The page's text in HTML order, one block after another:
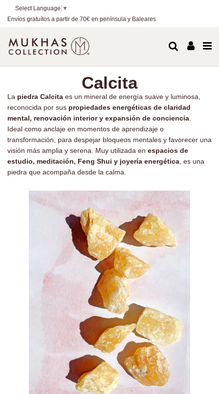
Select Language ▼
Envíos gratuítos a partir de 70€ en península y Baleares
Calcita
La piedra Calcita es un mineral de energía suave y luminosa,
reconocida por sus propiedades energéticas de claridad
mental, renovación interior y expansión de conciencia
Ideal como anclaje en momentos de aprendizaje o
transformación, para despejar bloqueos mentales y favorecer una
visión más amplia y serena. Muy utilizada en espacios de
estudio, meditación, Feng Shui y joyería energética , es una
piedra que acompaña desde la calma.